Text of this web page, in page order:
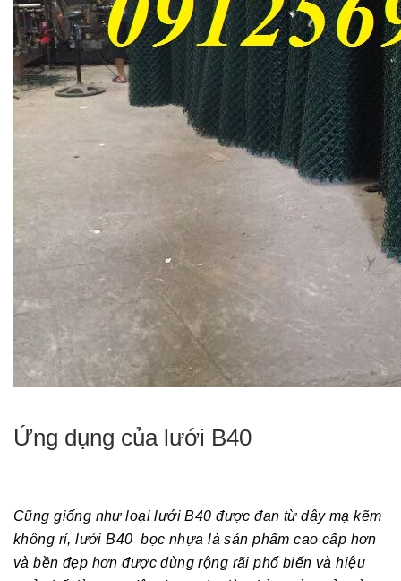
Ứng dụng của lưới B40
Cũng giống như loại lưới B40 được đan từ dây mạ kẽm
không rỉ, lưới B40 bọc nhựa là sản phẩm cao cấp hơn
và bền đẹp hơn được dùng rộng rãi phổ biến và hiệu